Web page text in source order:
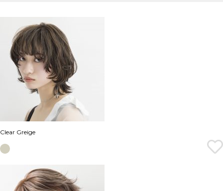
Clear Greige